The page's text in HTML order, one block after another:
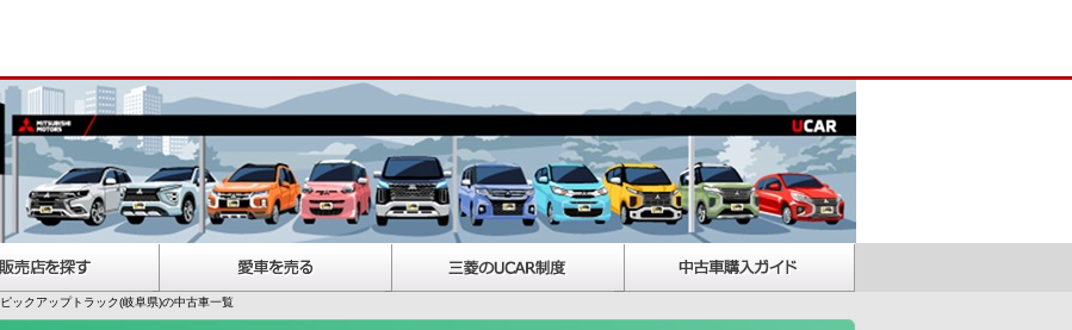
ピックアップトラック(岐阜県)の中古車一覧